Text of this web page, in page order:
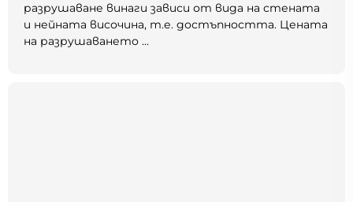
разрушаване винаги зависи от вида на стената
и нейната височина, т.е. достъпността. Цената
на разрушаването ...